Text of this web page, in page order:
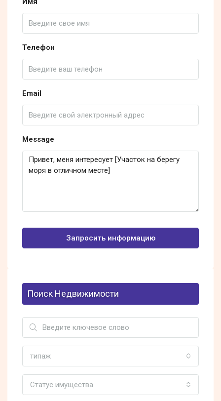
Телефон
Email
Message
Запросить информацию
Поиск Недвижимости
типаж
Статус имущества